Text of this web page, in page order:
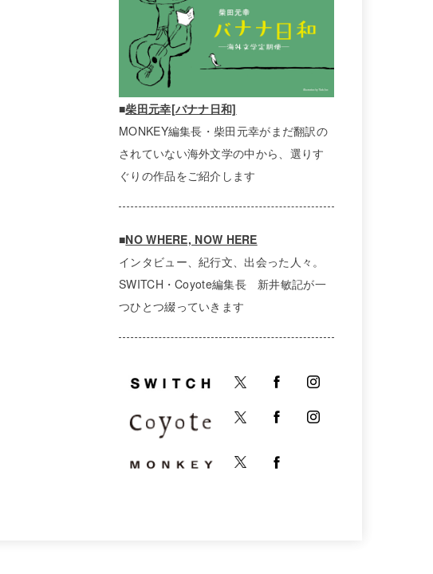
■柴田元幸[バナナ日和]
MONKEY編集長・柴田元幸がまだ翻訳の
されていない海外文学の中から、選りす
ぐりの作品をご紹介します
■NO WHERE, NOW HERE
インタビュー、紀行文、出会った人々。
SWITCH・Coyote編集長 新井敏記が一
つひとつ綴っていきます